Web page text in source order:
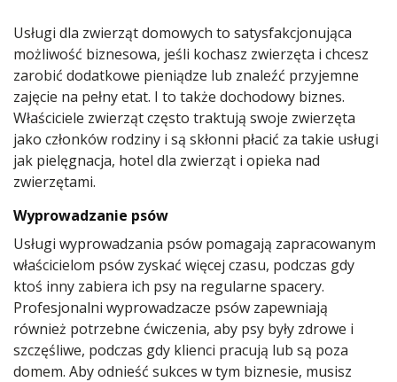
Usługi dla zwierząt domowych to satysfakcjonująca
możliwość biznesowa, jeśli kochasz zwierzęta i chcesz
zarobić dodatkowe pieniądze lub znaleźć przyjemne
zajęcie na pełny etat. I to także dochodowy biznes.
Właściciele zwierząt często traktują swoje zwierzęta
jako członków rodziny i są skłonni płacić za takie usługi
jak pielęgnacja, hotel dla zwierząt i opieka nad
zwierzętami.
Wyprowadzanie psów
Usługi wyprowadzania psów pomagają zapracowanym
właścicielom psów zyskać więcej czasu, podczas gdy
ktoś inny zabiera ich psy na regularne spacery.
Profesjonalni wyprowadzacze psów zapewniają
również potrzebne ćwiczenia, aby psy były zdrowe i
szczęśliwe, podczas gdy klienci pracują lub są poza
domem. Aby odnieść sukces w tym biznesie, musisz